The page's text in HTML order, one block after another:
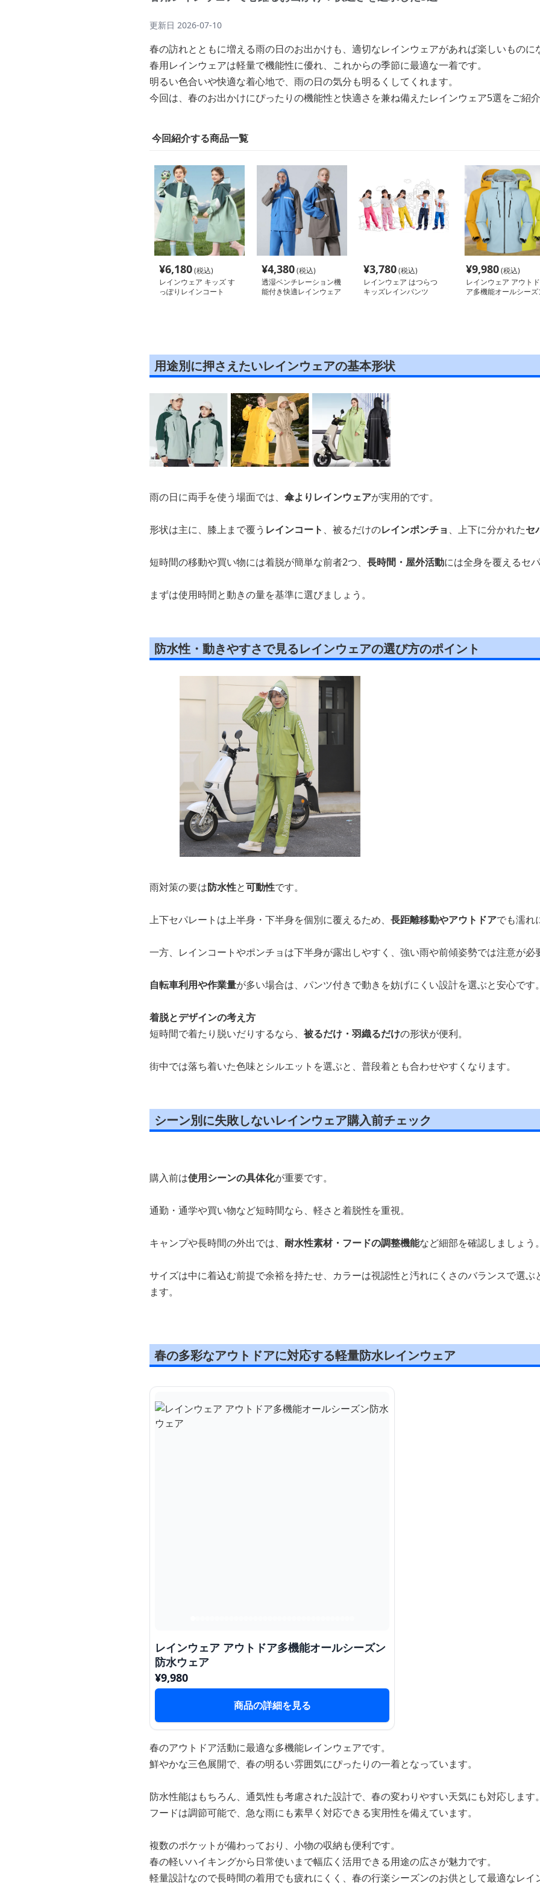
更新日 2026-07-10
春の訪れとともに増える雨の日のお出かけも、適切なレインウェアがあれば楽しいものに
春用レインウェアは軽量で機能性に優れ、これからの季節に最適な一着です。
明るい色合いや快適な着心地で、雨の日の気分も明るくしてくれます。
今回は、春のお出かけにぴったりの機能性と快適さを兼ね備えたレインウェア5選をご紹介
今回紹介する商品一覧
¥6,180(税込)
レインウェア キッズ す
っぽりレインコート
¥4,380(税込)
透湿ベンチレーション機
能付き快適レインウェア
¥3,780(税込)
レインウェア はつらつ
キッズレインパンツ
¥9,980(税込)
レインウェア アウトド
ア多機能オールシーズ
用途別に押さえたいレインウェアの基本形状
雨の日に両手を使う場面では、 傘よりレインウェアが実用的です。
形状は主に、膝上まで覆う レインコート 、被るだけのレインポンチョ 、上下に分かれたセ
短時間の移動や買い物には着脱が簡単な前者2つ、 長時間・屋外活動には全身を覆えるセ
まずは使用時間と動きの量を基準に選びましょう。
防水性・動きやすさで見るレインウェアの選び方のポイント
雨対策の要は防水性と可動性です。
上下セパレートは上半身・下半身を個別に覆えるため、 長距離移動やアウトドアでも濡れ
一方、レインコートやポンチョは下半身が露出しやすく、強い雨や前傾姿勢では注意が必
自転車利用や作業量が多い場合は、パンツ付きで動きを妨げにくい設計を選ぶと安心です。
着脱とデザインの考え方
短時間で着たり脱いだりするなら、 被るだけ・羽織るだけの形状が便利。
街中では落ち着いた色味とシルエットを選ぶと、普段着とも合わせやすくなります。
シーン別に失敗しないレインウェア購入前チェック
購入前は使用シーンの具体化が重要です。
通勤・通学や買い物など短時間なら、軽さと着脱性を重視。
キャンプや長時間の外出では、 耐水性素材・フードの調整機能など細部を確認しましょう。
サイズは中に着込む前提で余裕を持たせ、カラーは視認性と汚れにくさのバランスで選ぶ
ます。
春の多彩なアウトドアに対応する軽量防水レインウェア
レインウェア アウトドア多機能オールシーズン
防水ウェア
¥9,980
商品の詳細を見る
春のアウトドア活動に最適な多機能レインウェアです。
鮮やかな三色展開で、春の明るい雰囲気にぴったりの一着となっています。
防水性能はもちろん、通気性も考慮された設計で、春の変わりやすい天気にも対応します。
フードは調節可能で、急な雨にも素早く対応できる実用性を備えています。
複数のポケットが備わっており、小物の収納も便利です。
春の軽いハイキングから日常使いまで幅広く活用できる用途の広さが魅力です。
軽量設計なので長時間の着用でも疲れにくく、春の行楽シーズンのお供として最適なレイ